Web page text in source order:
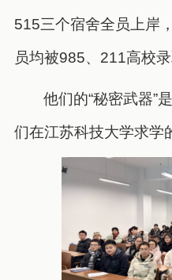
515三个宿舍全员上岸
员均被985、211高校录
他们的“秘密武器”
们在江苏科技大学求学